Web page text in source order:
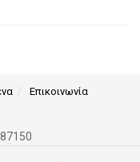
Επικοινωνία